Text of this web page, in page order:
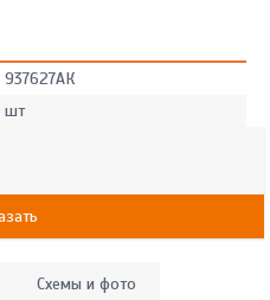
937627АК
шт
Схемы и фото